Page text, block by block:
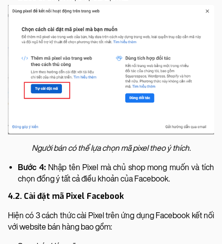
Người bán có thể lựa chọn mã pixel theo ý thích.
Bước 4: Nhập tên Pixel mà chủ shop mong muốn và tích
chọn đồng ý tất cả điều khoản của Facebook.
4.2. Cài đặt mã Pixel Facebook
Hiện có 3 cách thức cài Pixel trên ứng dụng Facebook kết nối
với website bán hàng bao gồm: